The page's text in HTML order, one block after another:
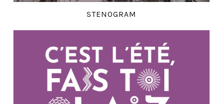
STENOGRAM